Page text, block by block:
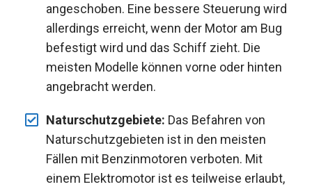
angeschoben. Eine bessere Steuerung wird
allerdings erreicht, wenn der Motor am Bug
befestigt wird und das Schiff zieht. Die
meisten Modelle können vorne oder hinten
angebracht werden.
Naturschutzgebiete: Das Befahren von
Naturschutzgebieten ist in den meisten
Fällen mit Benzinmotoren verboten. Mit
einem Elektromotor ist es teilweise erlaubt,